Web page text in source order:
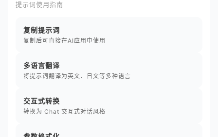
提示词使用指南
复制提示词
复制后可直接在AI应用中使用
多语言翻译
将提示词翻译为英文、日文等多种语言
交互式转换
转换为 Chat 交互式对话风格